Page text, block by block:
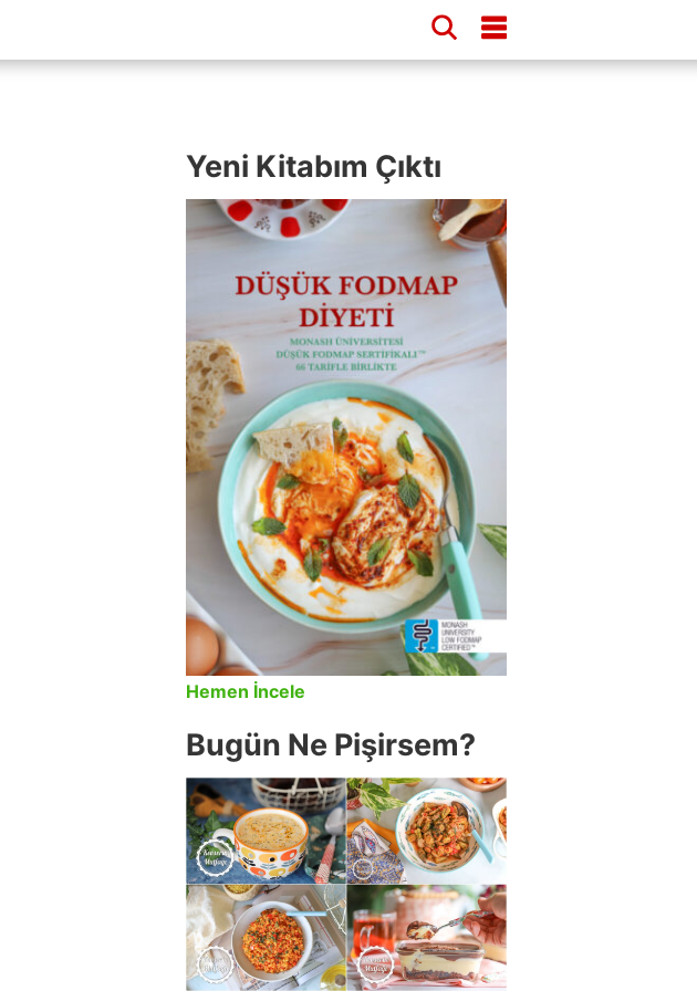
Yeni Kitabım Çıktı
Hemen İncele
Bugün Ne Pişirsem?